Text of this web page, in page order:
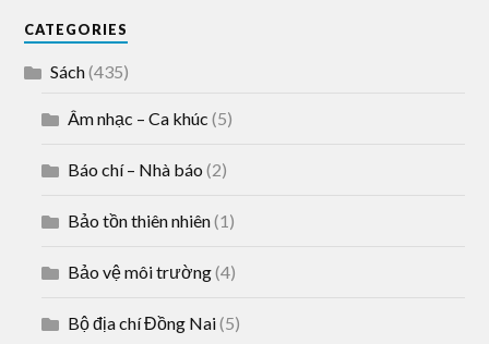
CATEGORIES
Sách(435)
Âm nhạc – Ca khúc (5)
Báo chí – Nhà báo (2)
Bảo tồn thiên nhiên(1)
Bảo vệ môi trường(4)
Bộ địa chí Đồng Nai(5)